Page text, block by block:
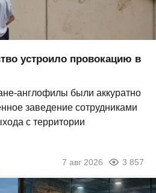
устроило провокацию в
англофилы были аккуратно
заведение сотрудниками
с территории
7 авг 2026 3 857